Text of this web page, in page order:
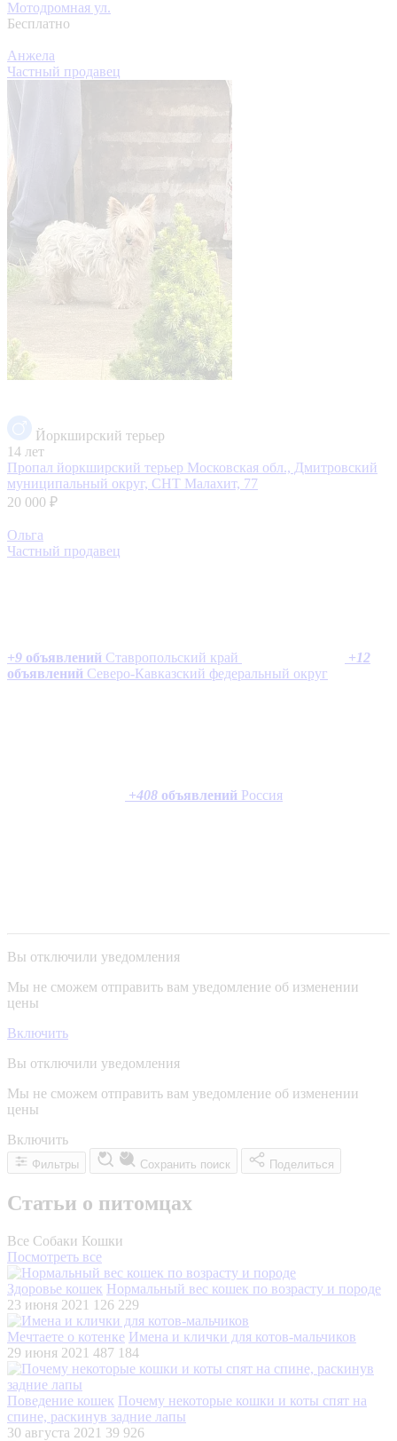
Мотодромная ул.
Бесплатно
Анжела
Частный продавец
Йоркширский терьер
14 лет
Пропал йоркширский терьер Московская обл., Дмитровский
муниципальный округ, СНТ Малахит, 77
20 000 ₽
Ольга
Частный продавец
+9 объявлений Ставропольский край +12
объявлений Северо-Кавказский федеральный округ
+408 объявлений Россия
Вы отключили уведомления
Мы не сможем отправить вам уведомление об изменении
цены
Включить
Вы отключили уведомления
Мы не сможем отправить вам уведомление об изменении
цены
Включить
Фильтры Сохранить поиск Поделиться
Статьи о питомцах
Все Собаки Кошки
Посмотреть все
Здоровье кошек Нормальный вес кошек по возрасту и породе
23 июня 2021 126 229
Мечтаете о котенке Имена и клички для котов-мальчиков
29 июня 2021 487 184
Поведение кошек Почему некоторые кошки и коты спят на
спине, раскинув задние лапы
30 августа 2021 39 926